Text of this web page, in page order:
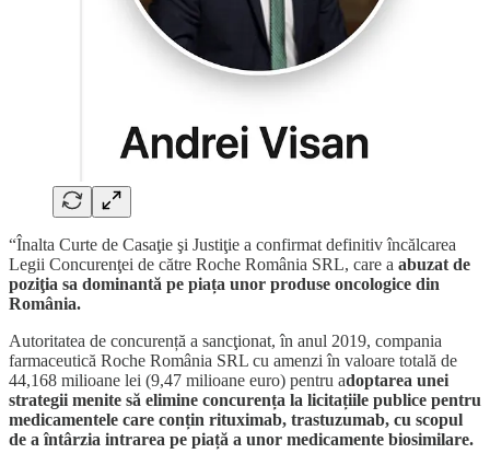
“Înalta Curte de Casaţie şi Justiţie a confirmat definitiv încălcarea
Legii Concurenţei de către Roche România SRL, care a abuzat de
poziţia sa dominantă pe piața unor produse oncologice din
România.
Autoritatea de concurență a sancţionat, în anul 2019, compania
farmaceutică Roche România SRL cu amenzi în valoare totală de
44,168 milioane lei (9,47 milioane euro) pentru adoptarea unei
strategii menite să elimine concurența la licitațiile publice pentru
medicamentele care conțin rituximab, trastuzumab, cu scopul
de a întârzia intrarea pe piață a unor medicamente biosimilare.